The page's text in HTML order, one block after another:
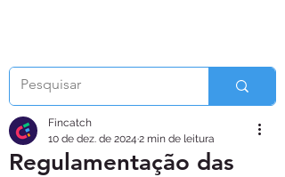
Regulamentação das
Fincatch
10 de dez. de 2024 2 min de leitura